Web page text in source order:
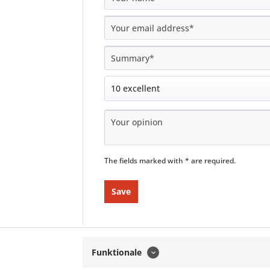
The fields marked with * are required.
Save
Service hotline
Funktionale